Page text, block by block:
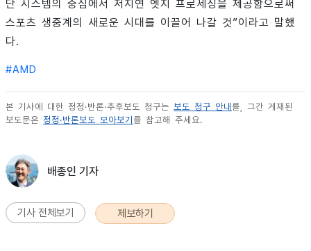
단 시스템의 중심에서 저지연 엣지 프로세싱을 제공함으로써
스포츠 생중계의 새로운 시대를 이끌어 나갈 것”이라고 말했
다.
#AMD
본 기사에 대한 정정·반론·추후보도 청구는 보도 청구 안내를, 그간 게재된
보도문은 정정·반론보도 모아보기를 참고해 주세요.
배종인 기자
기사 전체보기 제보하기